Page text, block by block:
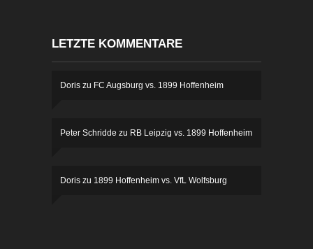
LETZTE KOMMENTARE
Doris zu FC Augsburg vs. 1899 Hoffenheim
Peter Schridde zu RB Leipzig vs. 1899 Hoffenheim
Doris zu 1899 Hoffenheim vs. VfL Wolfsburg